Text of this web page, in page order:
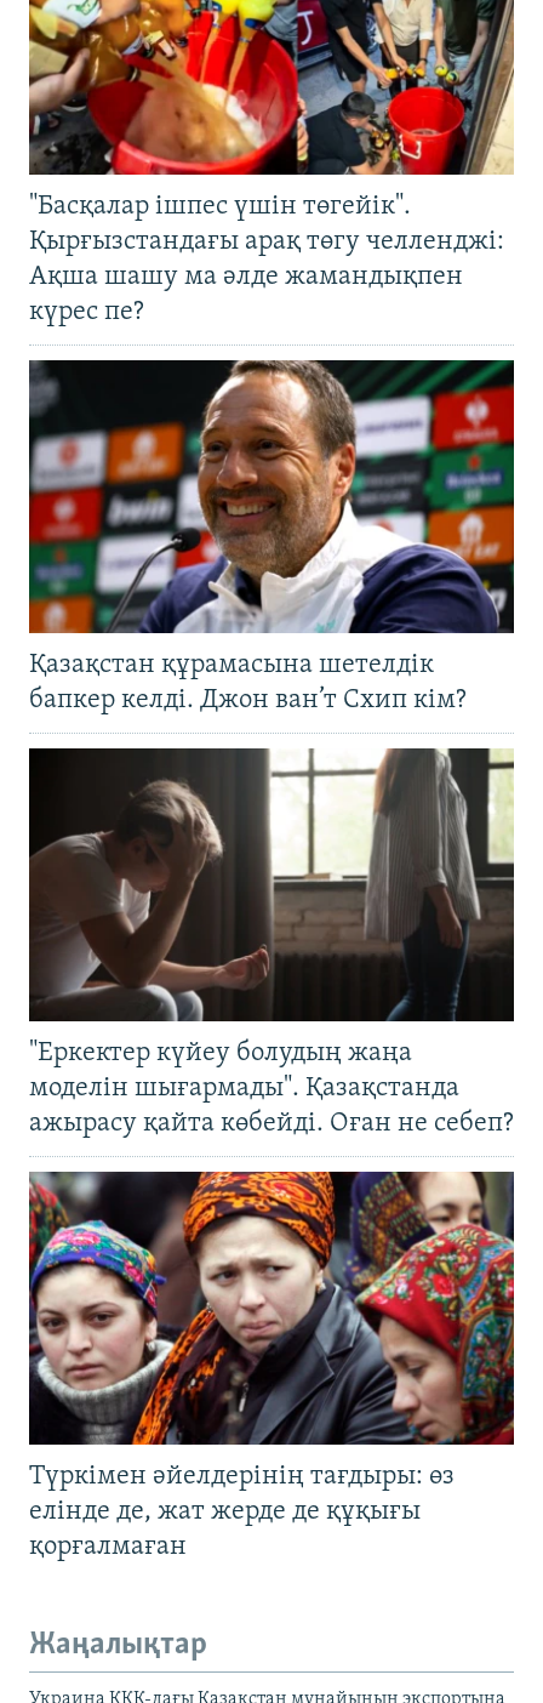
"Басқалар ішпес үшін төгейік".
Қырғызстандағы арақ төгу челленджі:
Ақша шашу ма әлде жамандықпен
күрес пе?
Қазақстан құрамасына шетелдік
бапкер келді. Джон ван’т Схип кім?
"Еркектер күйеу болудың жаңа
моделін шығармады". Қазақстанда
ажырасу қайта көбейді. Оған не себеп?
Түркімен әйелдерінің тағдыры: өз
елінде де, жат жерде де құқығы
қорғалмаған
Жаңалықтар